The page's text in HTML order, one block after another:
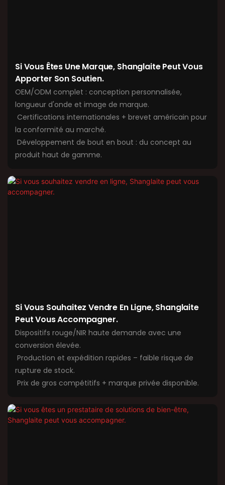
Si Vous Êtes Une Marque, Shanglaite Peut Vous
Apporter Son Soutien.
OEM/ODM complet : conception personnalisée,
longueur d'onde et image de marque.
Certifications internationales + brevet américain pour
la conformité au marché.
Développement de bout en bout : du concept au
produit haut de gamme.
Si Vous Souhaitez Vendre En Ligne, Shanglaite
Peut Vous Accompagner.
Dispositifs rouge/NIR haute demande avec une
conversion élevée.
Production et expédition rapides – faible risque de
rupture de stock.
Prix ​​de gros compétitifs + marque privée disponible.